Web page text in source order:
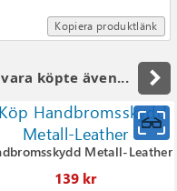
Kopiera produktlänk
köpte även...
Metall-Leather
139 kr
navigate_next